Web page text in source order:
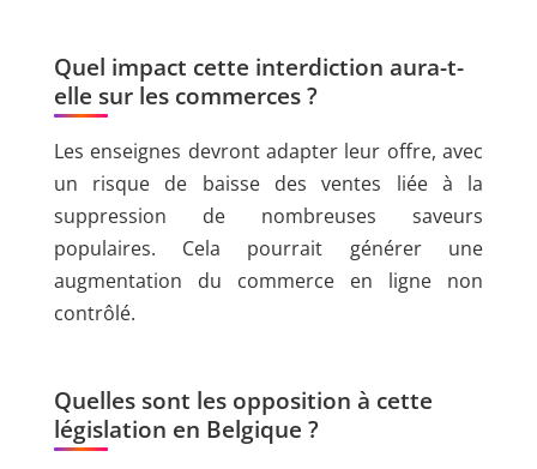
Quel impact cette interdiction aura-t-
elle sur les commerces ?
Les enseignes devront adapter leur offre, avec
un risque de baisse des ventes liée à la
suppression de nombreuses saveurs
populaires. Cela pourrait générer une
augmentation du commerce en ligne non
contrôlé.
Quelles sont les opposition à cette
législation en Belgique ?